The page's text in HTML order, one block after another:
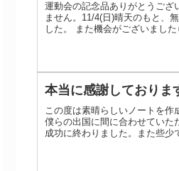
運動会の記念品ありがとうござ
ません。11/4(日)晴天のもと、
した。 また機会がございました
本当に感謝しておりま
この度は素晴らしいノートを作
僕らの出国に間に合わせていた
成功に終わりました。また些少